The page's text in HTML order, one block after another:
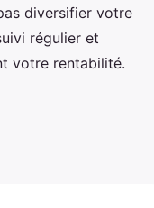
diversifier votre
régulier et
votre rentabilité.